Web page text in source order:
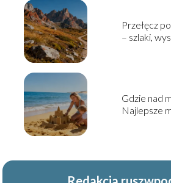
Przełęcz
– szlaki,
Gdzie nad
Najlepsze